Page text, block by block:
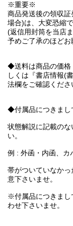
※重要※
商品発送後の領収
場合)は、大変恐縮
(返信用封筒を当店
予めご了承のほどお
◆送料は商品の価格
しくは『書店情報(
法欄をご確認くださ
◆付属品につきま
状態解説に記載の
い。
例 : 外函・内函、カ
帯がついていなか
意下さいませ。
※付属品につきまし
わせ下さいませ。